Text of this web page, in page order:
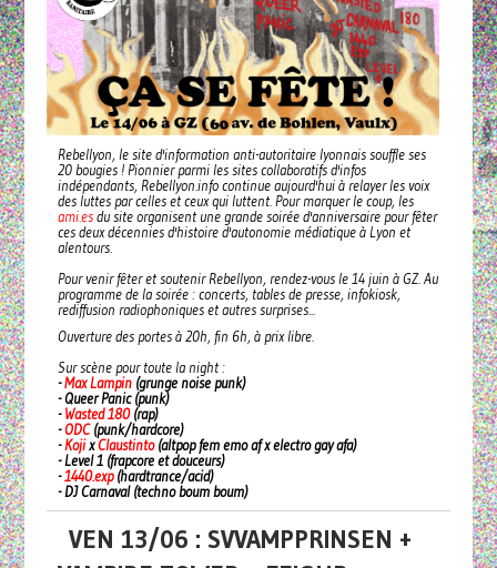
Rebellyon, le site d'information anti-autoritaire lyonnais souffle ses
20 bougies ! Pionnier parmi les sites collaboratifs d'infos
indépendants, Rebellyon.info continue aujourd'hui à relayer les voix
des luttes par celles et ceux qui luttent. Pour marquer le coup, les
ami.esdu site organisent une grande soirée d'anniversaire pour fêter
ces deux décennies d'histoire d'autonomie médiatique à Lyon et
alentours.
Pour venir fêter et soutenir Rebellyon, rendez-vous le 14 juin à GZ. Au
programme de la soirée : concerts, tables de presse, infokiosk,
rediffusion radiophoniques et autres surprises...
Ouverture des portes à 20h, fin 6h, à prix libre.
Sur scène pour toute la night :
-Max Lampin (grunge noise punk)
- Queer Panic (punk)
-Wasted 180(rap)
-ODC(punk/hardcore)
-KojixClaustinto(altpop fem emo af x electro gay afa)
- Level 1 (frapcore et douceurs)
-1440.exp(hardtrance/acid)
- DJ Carnaval (techno boum boum)
VEN 13/06 : SVVAMPPRINSEN +